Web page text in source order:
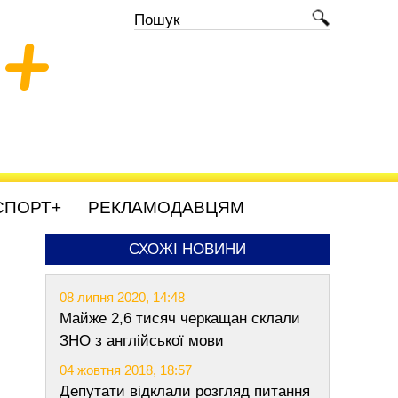
+
РЕКЛАМОДАВЦЯМ
СХОЖІ НОВИНИ
08 липня 2020, 14:48
Майже 2,6 тисяч черкащан склали
ЗНО з англійської мови
04 жовтня 2018, 18:57
Депутати відклали розгляд питання